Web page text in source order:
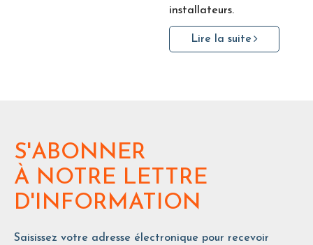
installateurs.
Lire la suite
S'ABONNER
À NOTRE LETTRE
D'INFORMATION
Saisissez votre adresse électronique pour recevoir